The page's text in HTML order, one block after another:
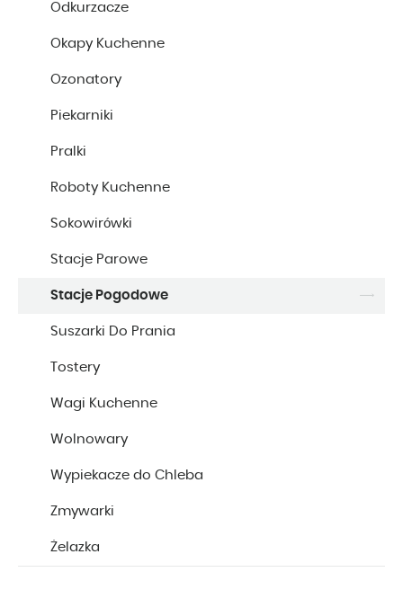
Odkurzacze
Okapy Kuchenne
Ozonatory
Piekarniki
Pralki
Roboty Kuchenne
Sokowirówki
Stacje Parowe
Stacje Pogodowe
Suszarki Do Prania
Tostery
Wagi Kuchenne
Wolnowary
Wypiekacze do Chleba
Zmywarki
Żelazka